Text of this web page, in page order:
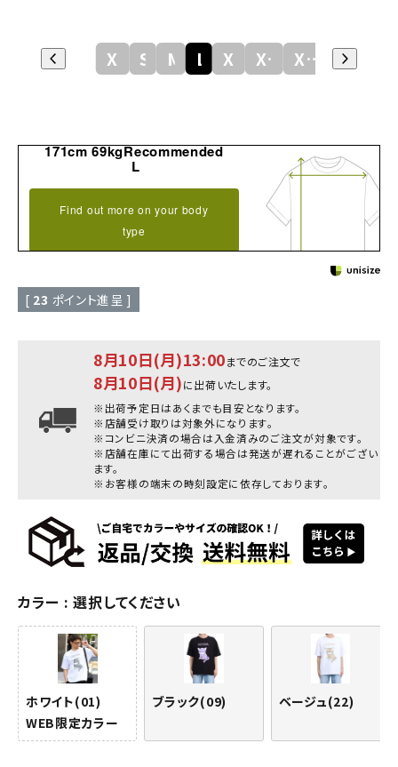
M XXL XXXL
171cm 69kgRecommended
L
Find out more on your body
type
[ 23 ポイント進呈 ]
8月10日(月)13:00までのご注文で
8月10日(月)に出荷いたします。
※出荷予定日はあくまでも目安となります。
※店舗受け取りは対象外になります。
※コンビニ決済の場合は入金済みのご注文が対象です。
※店舗在庫にて出荷する場合は発送が遅れることがござい
ます。
※お客様の端末の時刻設定に依存しております。
カラー 選択してください
ホワイト(01)
WEB限定カラー
ブラック(09) ベージュ(22)